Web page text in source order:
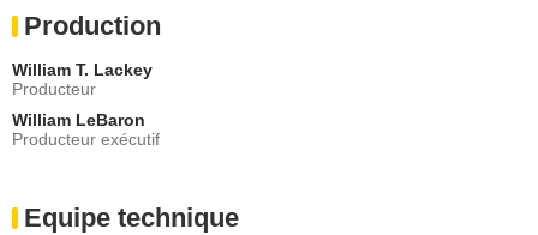
Production
William T. Lackey
Producteur
William LeBaron
Producteur exécutif
Equipe technique